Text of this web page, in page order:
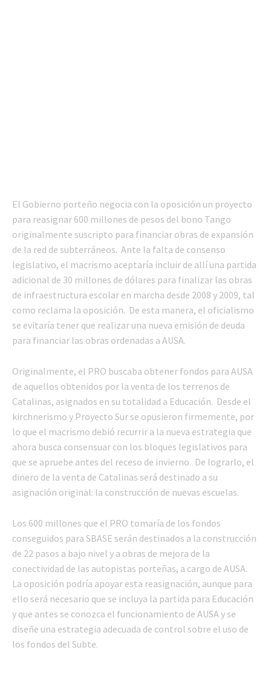
El Gobierno porteño negocia con la oposición un proyecto
para reasignar 600 millones de pesos del bono Tango
originalmente suscripto para financiar obras de expansión
de la red de subterráneos. Ante la falta de consenso
legislativo, el macrismo aceptaría incluir de allí una partida
adicional de 30 millones de dólares para finalizar las obras
de infraestructura escolar en marcha desde 2008 y 2009, tal
como reclama la oposición. De esta manera, el oficialismo
se evitaría tener que realizar una nueva emisión de deuda
para financiar las obras ordenadas a AUSA.
Originalmente, el PRO buscaba obtener fondos para AUSA
de aquellos obtenidos por la venta de los terrenos de
Catalinas, asignados en su totalidad a Educación. Desde el
kirchnerismo y Proyecto Sur se opusieron firmemente, por
lo que el macrismo debió recurrir a la nueva estrategia que
ahora busca consensuar con los bloques legislativos para
que se apruebe antes del receso de invierno. De lograrlo, el
dinero de la venta de Catalinas será destinado a su
asignación original: la construcción de nuevas escuelas.
Los 600 millones que el PRO tomaría de los fondos
conseguidos para SBASE serán destinados a la construcción
de 22 pasos a bajo nivel y a obras de mejora de la
conectividad de las autopistas porteñas, a cargo de AUSA.
La oposición podría apoyar esta reasignación, aunque para
ello será necesario que se incluya la partida para Educación
y que antes se conozca el funcionamiento de AUSA y se
diseñe una estrategia adecuada de control sobre el uso de
los fondos del Subte.